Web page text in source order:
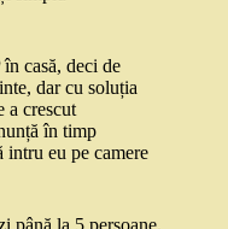
casă, deci de
dar cu soluția
a crescut
în timp
intru eu pe camere